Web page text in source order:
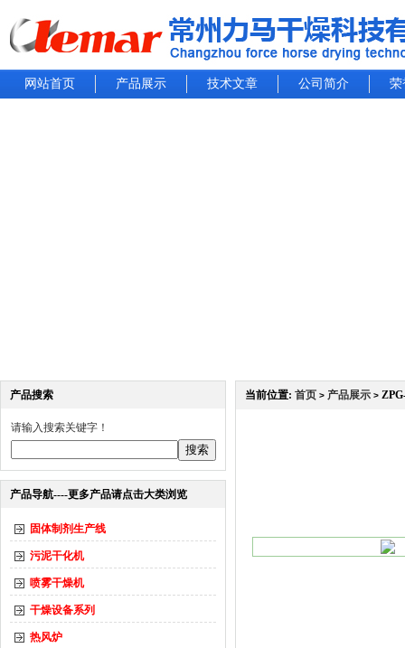
网站首页 产品展示 技术文章 公司简介 荣
产品搜索
请输入搜索关键字！
产品导航----更多产品请点击大类浏览
固体制剂生产线
污泥干化机
喷雾干燥机
干燥设备系列
热风炉
当前位置: 首页 > 产品展示 >